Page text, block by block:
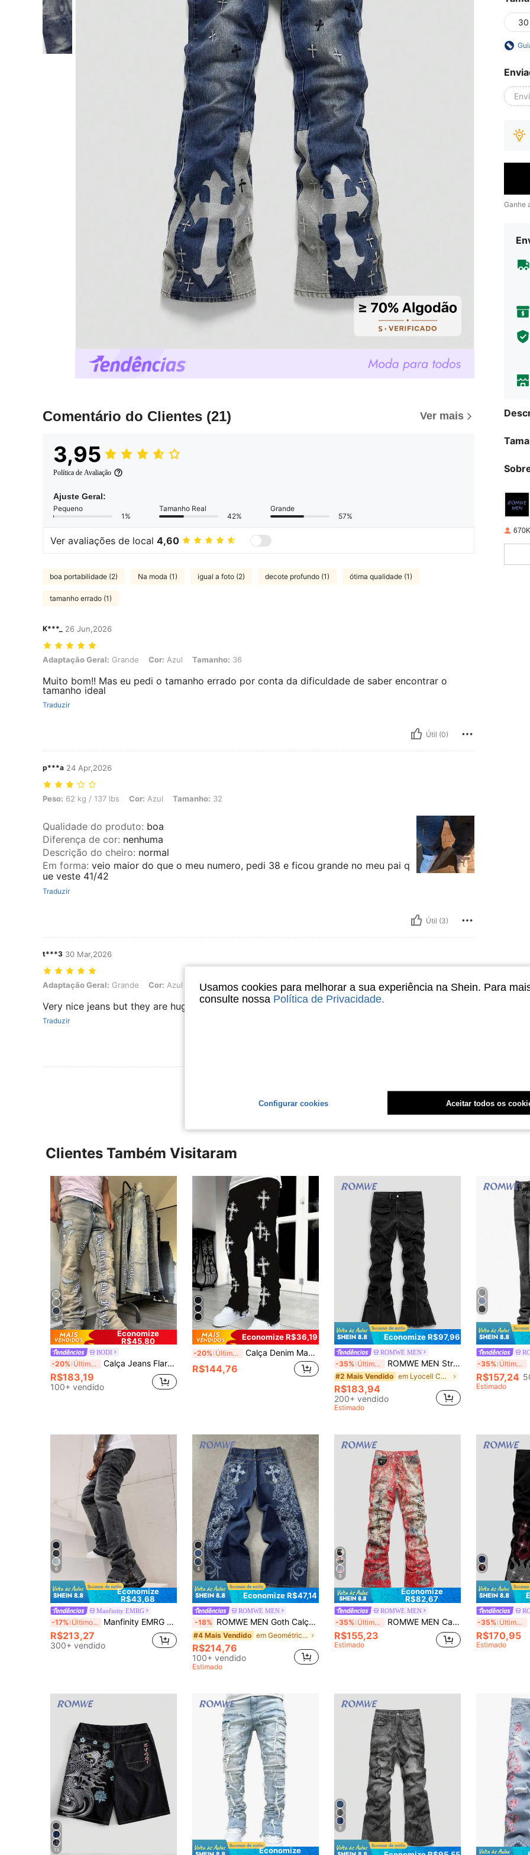
Comentário do Clientes (21) Ver mais
3,95
Política de Avaliação
Ajuste Geral:
Pequeno
1%
Tamanho Real
42%
Grande
57%
Ver avaliações de local 4,60
boa portabilidade (2) Na moda (1) igual a foto (2) decote profundo (1) ótima qualidade (1)
tamanho errado (1)
K***_ 26 Jun,2026
Adaptação Geral: Grande, Cor: Azul, Tamanho: 36
Adaptação Geral: Grande Cor: Azul Tamanho: 36
Muito bom!! Mas eu pedi o tamanho errado por conta da dificuldade de saber encontrar o
tamanho ideal
Traduzir
Útil (0)
p***a 24 Apr,2026
Peso: 62 kg / 137 lbs, Cor: Azul, Tamanho: 32
Peso: 62 kg / 137 lbs Cor: Azul Tamanho: 32
Qualidade do produto: boa
Diferença de cor: nenhuma
Descrição do cheiro: normal
Em forma: veio maior do que o meu numero, pedi 38 e ficou grande no meu pai q
ue veste 41/42
Traduzir
Útil (3)
t***3 30 Mar,2026
Adaptação Geral: Grande, Cor: Azul, Tamanho: 32
Adaptação Geral: Grande Cor: Azul Tamanho:32
Very nice jeans but they are huge go a size or 2 down
Traduzir
30
Ganhe
Clientes Também Visitaram
5
Economize
R$45,80
BODI
-20% Últimos 2 dias Calça Jeans Flare Bordados, Calça Jeans Masculinos com Letras Bordadas, Denim Flare Slim Fit, Denim Flare Desgastados com Remendos, Denim Lavados Empilhados Y2K, Denim Bordados Lavados em Contraste, Adequados para Todas as Estações
R$183,19
100+ vendido
Economize R$36,19
-20% Últimos 2 dias Calça Denim Masculina Casual de Rua com Estampa de Cruz, Calça Flare Elástica Preta, Calça Larga Versátil de Moda Preta, Estilo de Festa de Rua, Estilo Hip Hop, Denim Y2K, Estilo Emo
R$144,76
Economize R$97,96
ROMWE MEN
-35% Últimos 2 dias ROMWE MEN Street Life Denim Flare Casual Masculino Desbotado e Desfiado
#2 Mais Vendido em Lyocell Calça Jeans Masculina
R$183,94
200+ vendido
Estimado
-35% Últimos 2 dias
R$157,24
Estimado
6
Economize
R$43,68
Manfinity EMRG
-17% Últimos 3 dias Manfinity EMRG Calça Denim Streetwear Cinza de Verão Masculina, Corte Longo Casual Moderno com Zíperes Desgastados no Tornozelo, Estilo Emo Urbano para City Break
R$213,27
300+ vendido
4
Economize R$47,14
ROMWE MEN
-18% ROMWE MEN Goth Calça Jeans Casuais Masculinos de Perna Larga e Ajuste Folgado com Padrão de Cruz
#4 Mais Vendido em Geométrico Calça Jeans Masculina
R$214,76
100+ vendido
Estimado
6
Economize
R$82,67
ROMWE MEN
-35% Últimos 2 dias ROMWE MEN Calça Denim Flare Estampada Retrô Masculina
R$155,23
Estimado
-35% Últimos 2 dias
R$170,95
Estimado
13
Economize
6
Usamos cookies para melhorar a sua experiência na Shein. Para
consulte nossa Política de Privacidade.
Configurar cookies Aceitar todos os